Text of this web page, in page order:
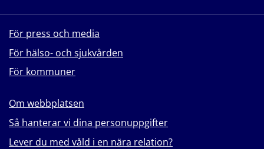
För press och media
För hälso- och sjukvården
För kommuner
Om webbplatsen
Så hanterar vi dina personuppgifter
Lever du med våld i en nära relation?